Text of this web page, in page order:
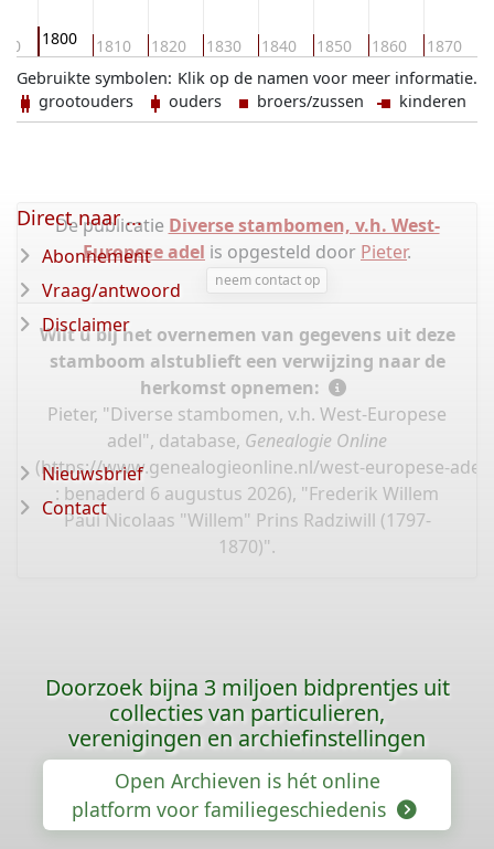
1800 1810 1820 1830 1840 1850 1860 1870
Klik op de namen voor meer informatie.
Gebruikte symbolen:
grootouders
ouders broers/zussen kinderen
De publicatie Diverse stambomen, v.h. West-
Europese adel is opgesteld door Pieter.
neem contact op
Wilt u bij het overnemen van gegevens uit deze
stamboom alstublieft een verwijzing naar de
herkomst opnemen:
Pieter, "Diverse stambomen, v.h. West-Europese
adel", database, Genealogie Online
(https://www.genealogieonline.nl/west-europese-
: benaderd 6 augustus 2026), "Frederik Willem
Paul Nicolaas "Willem" Prins Radziwill (1797-
1870)".
Direct naar ...
Abonnement
Vraag/antwoord
Disclaimer
Nieuwsbrief
Contact
Doorzoek bijna 3 miljoen bidprentjes uit
collecties van particulieren,
verenigingen en archiefinstellingen
Open Archieven is hét online
platform voor familiegeschiedenis